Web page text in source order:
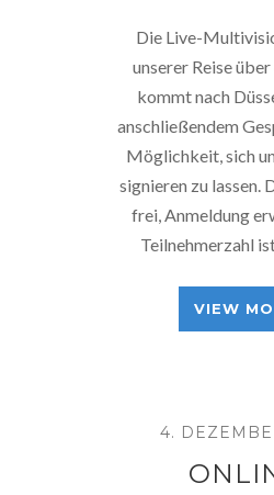
Die Live-
unserer Reise
kommt nach
anschließendem
Möglichkeit, sich
signieren zu lassen.
frei, Anmeldung
Teilnehmerzahl
VIEW
4.